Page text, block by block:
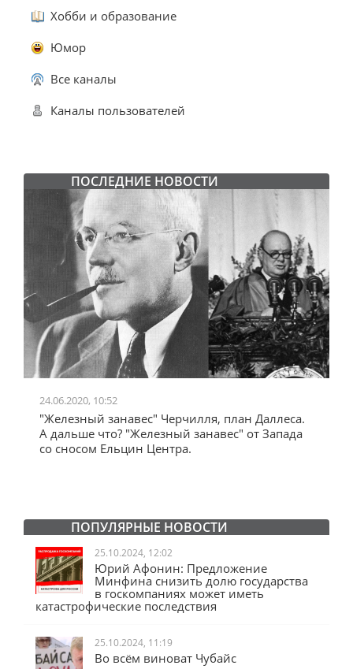
Хобби и образование
Юмор
Все каналы
Каналы пользователей
ПОСЛЕДНИЕ НОВОСТИ
24.06.2020, 10:52
"Железный занавес" Черчилля, план Даллеса.
А дальше что? "Железный занавес" от Запада
со сносом Ельцин Центра.
ПОПУЛЯРНЫЕ НОВОСТИ
25.10.2024, 12:02
Юрий Афонин: Предложение
Минфина снизить долю государства
в госкомпаниях может иметь
катастрофические последствия
25.10.2024, 11:19
Во всём виноват Чубайс